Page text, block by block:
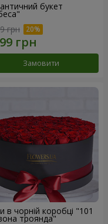
букет
грн
Замовити
в чорній коробці "101
троянда"